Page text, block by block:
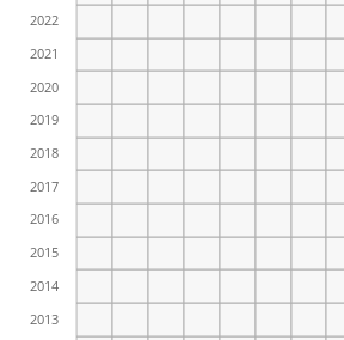
2013
2014
2015
2016
2017
2018
2019
2020
2021
2022